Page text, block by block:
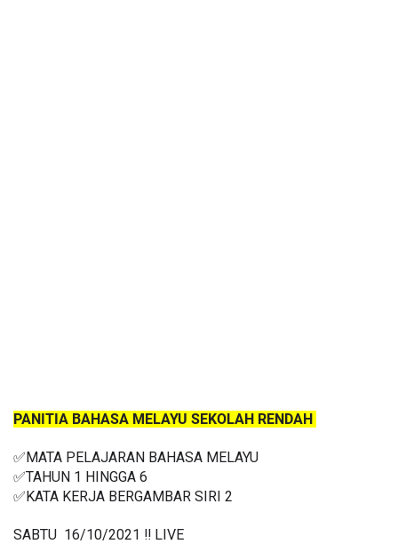
PANITIA BAHASA MELAYU SEKOLAH RENDAH
✅MATA PELAJARAN BAHASA MELAYU
✅TAHUN 1 HINGGA 6
✅KATA KERJA BERGAMBAR SIRI 2
SABTU  16/10/2021 ‼️ LIVE